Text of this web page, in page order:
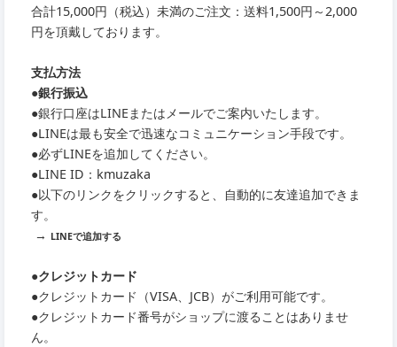
合計15,000円（税込）未満のご注文：送料1,500円～2,000
円を頂戴しております。
支払方法
●銀行振込
●銀行口座はLINEまたはメールでご案内いたします。
●LINEは最も安全で迅速なコミュニケーション手段です。
●必ずLINEを追加してください。
●LINE ID：kmuzaka
●以下のリンクをクリックすると、自動的に友達追加できま
す。
→ LINEで追加する
●クレジットカード
●クレジットカード（VISA、JCB）がご利用可能です。
●クレジットカード番号がショップに渡ることはありませ
ん。